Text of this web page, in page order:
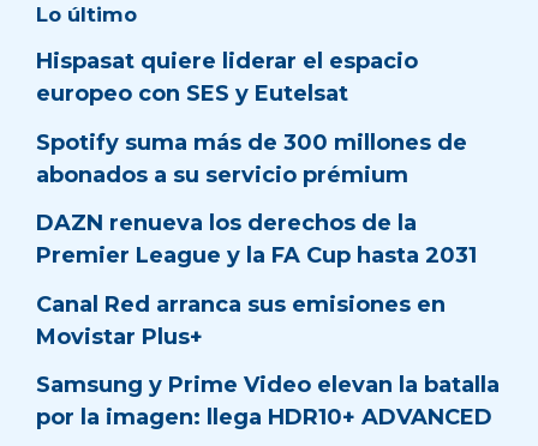
Lo último
Hispasat quiere liderar el espacio
europeo con SES y Eutelsat
Spotify suma más de 300 millones de
abonados a su servicio prémium
DAZN renueva los derechos de la
Premier League y la FA Cup hasta 2031
Canal Red arranca sus emisiones en
Movistar Plus+
Samsung y Prime Video elevan la batalla
por la imagen: llega HDR10+ ADVANCED